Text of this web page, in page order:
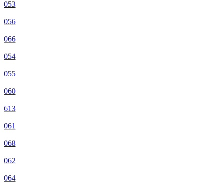
053
056
066
054
055
060
613
061
068
062
064